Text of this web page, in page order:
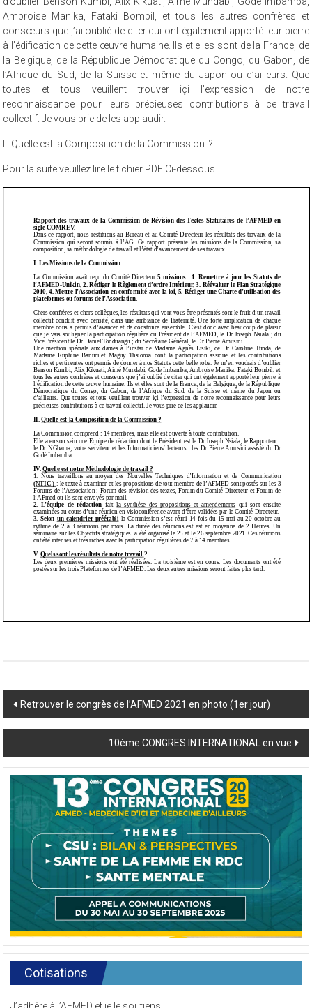
Ambroise Manika, Fataki Bombil, et tous les autres confrères et
consœurs que j’ai oublié de citer qui ont également apporté leur pierre
à l’édification de cette œuvre humaine. Ils et elles sont de la France, de
la Belgique, de la République Démocratique du Congo, du Gabon, de
l’Afrique du Sud, de la Suisse et même du Japon ou d’ailleurs. Que
toutes et tous veuillent trouver içi l’expression de notre
reconnaissance pour leurs précieuses contributions à ce travail
collectif. Je vous prie de les applaudir.
II. Quelle est la Composition de la Commission ?
Pour la suite veuillez lire le fichier PDF Ci-dessous
Post
navigation
Retrouver le congrès de l’AFMED 2021 en photo (1er jour)
10ème CONGRES INTERNATIONAL en vue
Cotisations